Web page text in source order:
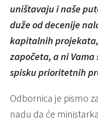
uništavaju i naše
duže od decenije
kapitalnih
započeta, a ni
spisku prioritetnih
Odbornica je pismo
nadu da će